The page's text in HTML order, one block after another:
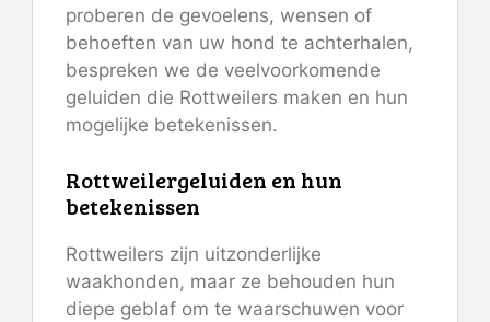
proberen de gevoelens, wensen of
behoeften van uw hond te achterhalen,
bespreken we de veelvoorkomende
geluiden die Rottweilers maken en hun
mogelijke betekenissen.
Rottweilergeluiden en hun
betekenissen
Rottweilers zijn uitzonderlijke
waakhonden, maar ze behouden hun
diepe geblaf om te waarschuwen voor